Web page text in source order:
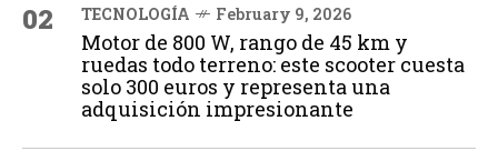
02 TECNOLOGÍA February 9, 2026
Motor de 800 W, rango de 45 km y
ruedas todo terreno: este scooter cuesta
solo 300 euros y representa una
adquisición impresionante